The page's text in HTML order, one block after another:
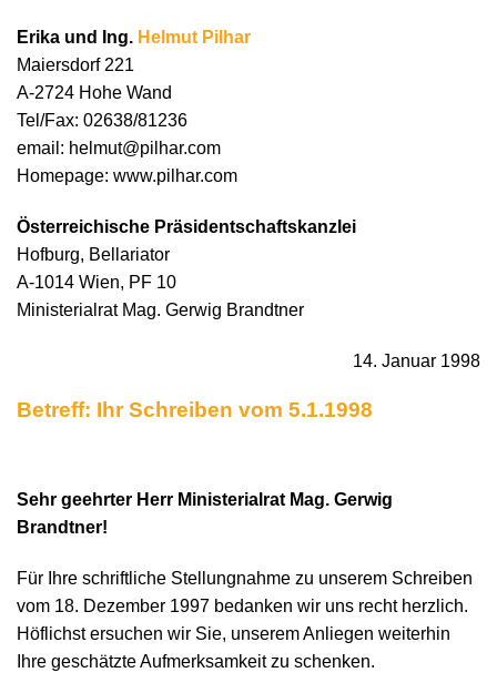
Erika und Ing. Helmut Pilhar
Maiersdorf 221
A-2724 Hohe Wand
Tel/Fax: 02638/81236
email: helmut@pilhar.com
Homepage: www.pilhar.com
Österreichische Präsidentschaftskanzlei
Hofburg, Bellariator
A-1014 Wien, PF 10
Ministerialrat Mag. Gerwig Brandtner
14. Januar 1998
Betreff: Ihr Schreiben vom 5.1.1998
Sehr geehrter Herr Ministerialrat Mag. Gerwig
Brandtner!
Für Ihre schriftliche Stellungnahme zu unserem Schreiben
vom 18. Dezember 1997 bedanken wir uns recht herzlich.
Höflichst ersuchen wir Sie, unserem Anliegen weiterhin
Ihre geschätzte Aufmerksamkeit zu schenken.